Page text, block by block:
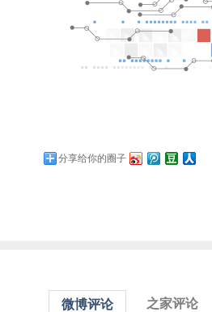
分享给你的圈子
微博评论 之家评论